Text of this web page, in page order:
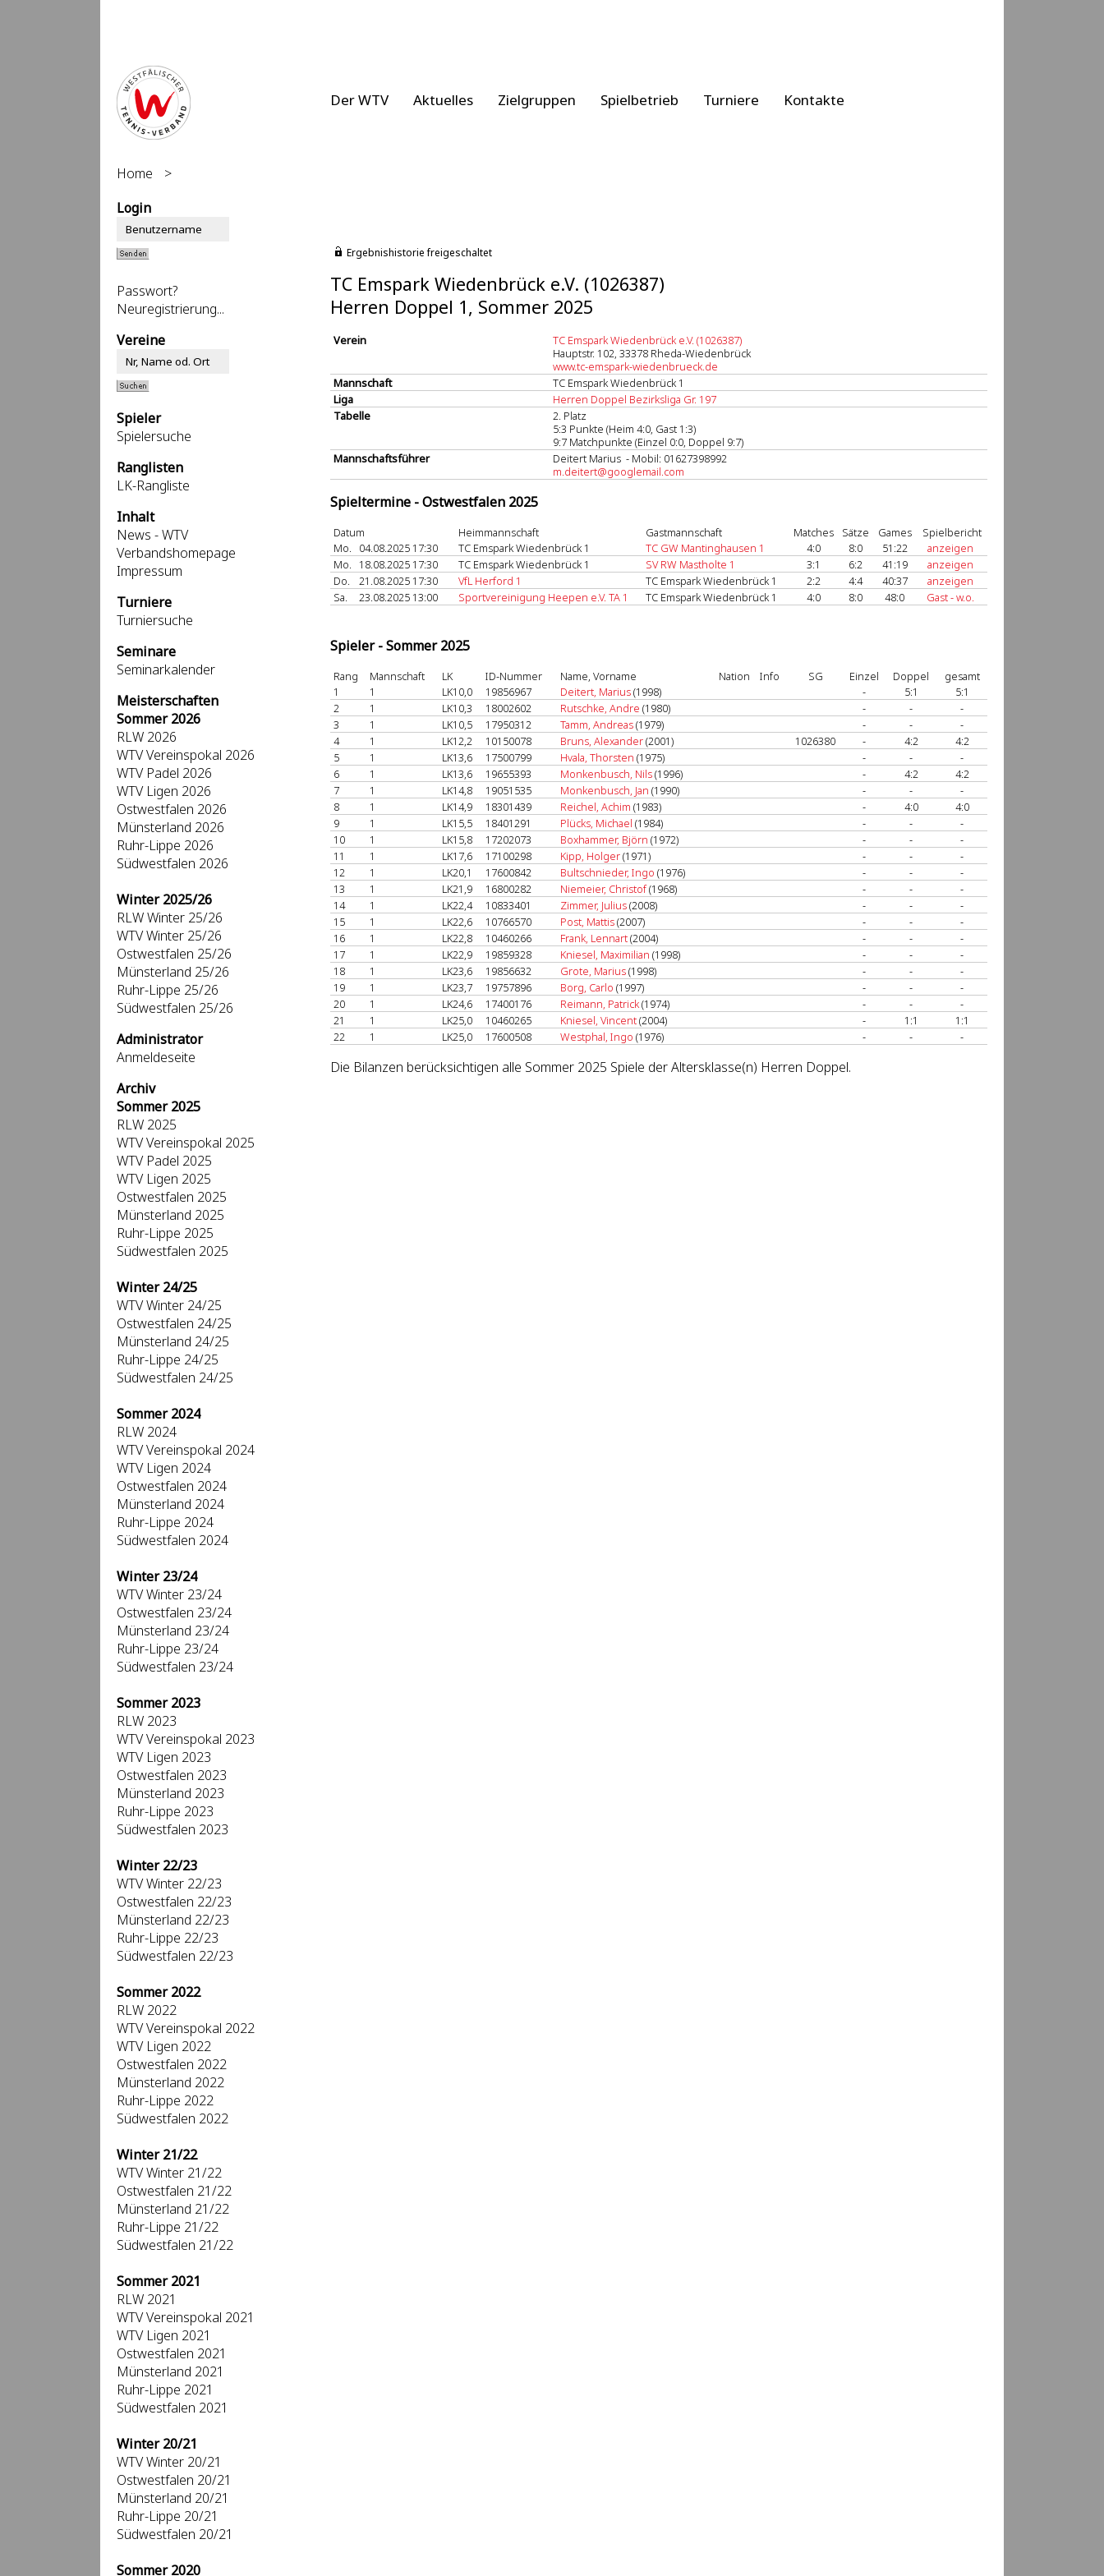
Der WTV Aktuelles Zielgruppen Spielbetrieb Turniere Kontakte
Home
>
Login
Passwort?
Neuregistrierung...
Vereine
Spieler
Spielersuche
Ranglisten
LK-Rangliste
Inhalt
News - WTV
Verbandshomepage
Impressum
Turniere
Turniersuche
Seminare
Seminarkalender
Meisterschaften
Sommer 2026
RLW 2026
WTV Vereinspokal 2026
WTV Padel 2026
WTV Ligen 2026
Ostwestfalen 2026
Münsterland 2026
Ruhr-Lippe 2026
Südwestfalen 2026
Winter 2025/26
RLW Winter 25/26
WTV Winter 25/26
Ostwestfalen 25/26
Münsterland 25/26
Ruhr-Lippe 25/26
Südwestfalen 25/26
Administrator
Anmeldeseite
Archiv
Sommer 2025
RLW 2025
WTV Vereinspokal 2025
WTV Padel 2025
WTV Ligen 2025
Ostwestfalen 2025
Münsterland 2025
Ruhr-Lippe 2025
Südwestfalen 2025
Winter 24/25
WTV Winter 24/25
Ostwestfalen 24/25
Münsterland 24/25
Ruhr-Lippe 24/25
Südwestfalen 24/25
Sommer 2024
RLW 2024
WTV Vereinspokal 2024
WTV Ligen 2024
Ostwestfalen 2024
Münsterland 2024
Ruhr-Lippe 2024
Südwestfalen 2024
Winter 23/24
WTV Winter 23/24
Ostwestfalen 23/24
Münsterland 23/24
Ruhr-Lippe 23/24
Südwestfalen 23/24
Sommer 2023
RLW 2023
WTV Vereinspokal 2023
WTV Ligen 2023
Ostwestfalen 2023
Münsterland 2023
Ruhr-Lippe 2023
Südwestfalen 2023
Winter 22/23
WTV Winter 22/23
Ostwestfalen 22/23
Münsterland 22/23
Ruhr-Lippe 22/23
Südwestfalen 22/23
Sommer 2022
RLW 2022
WTV Vereinspokal 2022
WTV Ligen 2022
Ostwestfalen 2022
Münsterland 2022
Ruhr-Lippe 2022
Südwestfalen 2022
Winter 21/22
WTV Winter 21/22
Ostwestfalen 21/22
Münsterland 21/22
Ruhr-Lippe 21/22
Südwestfalen 21/22
Sommer 2021
RLW 2021
WTV Vereinspokal 2021
WTV Ligen 2021
Ostwestfalen 2021
Münsterland 2021
Ruhr-Lippe 2021
Südwestfalen 2021
Winter 20/21
WTV Winter 20/21
Ostwestfalen 20/21
Münsterland 20/21
Ruhr-Lippe 20/21
Südwestfalen 20/21
Sommer 2020
Ergebnishistorie freigeschaltet
TC Emspark Wiedenbrück e.V. (1026387)
Herren Doppel 1, Sommer 2025
Verein
TC Emspark Wiedenbrück e.V. (1026387)
Hauptstr. 102, 33378 Rheda-Wiedenbrück
www.tc-emspark-wiedenbrueck.de
Mannschaft
TC Emspark Wiedenbrück 1
Liga
Herren Doppel Bezirksliga Gr. 197
Tabelle
2. Platz
5:3 Punkte (Heim 4:0, Gast 1:3)
9:7 Matchpunkte (Einzel 0:0, Doppel 9:7)
Mannschaftsführer
Deitert Marius - Mobil: 01627398992
m.deitert@googlemail.com
Spieltermine - Ostwestfalen 2025
Datum Heimmannschaft Gastmannschaft Matches Sätze Games
Spielbericht
Mo.
04.08.2025 17:30 TC Emspark Wiedenbrück 1 TC GW Mantinghausen 1 4:0 8:0 51:22
anzeigen
Mo.
18.08.2025 17:30 TC Emspark Wiedenbrück 1 SV RW Mastholte 1 3:1 6:2 41:19
anzeigen
Do.
21.08.2025 17:30 VfL Herford 1 TC Emspark Wiedenbrück 1 2:2 4:4 40:37
anzeigen
Sa.
23.08.2025 13:00 Sportvereinigung Heepen e.V. TA 1 TC Emspark Wiedenbrück 1 4:0 8:0 48:0 Gast - w.o.
Spieler - Sommer 2025
Rang Mannschaft LK ID-Nummer Name, Vorname Nation Info SG Einzel Doppel
gesamt
1
1 LK10,0 19856967 Deitert, Marius(1998) - 5:1
5:1
2
1 LK10,3 18002602 Rutschke, Andre (1980) - -
-
3
1 LK10,5 17950312 Tamm, Andreas(1979) - -
-
4
1 LK12,2 10150078 Bruns, Alexander(2001) 1026380 - 4:2
4:2
5
1 LK13,6 17500799 Hvala, Thorsten (1975) - -
-
6
1 LK13,6 19655393 Monkenbusch, Nils(1996) - 4:2
4:2
7
1 LK14,8 19051535 Monkenbusch, Jan (1990) - -
-
8
1 LK14,9 18301439 Reichel, Achim (1983) - 4:0
4:0
9
1 LK15,5 18401291 Plücks, Michael (1984) - -
-
10
1 LK15,8 17202073 Boxhammer, Björn (1972) - -
-
11
1 LK17,6 17100298 Kipp, Holger(1971) - -
-
12
1 LK20,1 17600842 Bultschnieder, Ingo (1976) - -
-
13
1 LK21,9 16800282 Niemeier, Christof(1968) - -
-
14
1 LK22,4 10833401 Zimmer, Julius(2008) - -
-
15
1 LK22,6 10766570 Post, Mattis(2007) - -
-
16
1 LK22,8 10460266 Frank, Lennart(2004) - -
-
17
1 LK22,9 19859328 Kniesel, Maximilian (1998) - -
-
18
1 LK23,6 19856632 Grote, Marius(1998) - -
-
19
1 LK23,7 19757896 Borg, Carlo (1997) - -
-
20
1 LK24,6 17400176 Reimann, Patrick(1974) - -
-
21
1 LK25,0 10460265 Kniesel, Vincent(2004) - 1:1
1:1
22
1 LK25,0 17600508 Westphal, Ingo (1976) - - -
Die Bilanzen berücksichtigen alle Sommer 2025 Spiele der Altersklasse(n) Herren Doppel.